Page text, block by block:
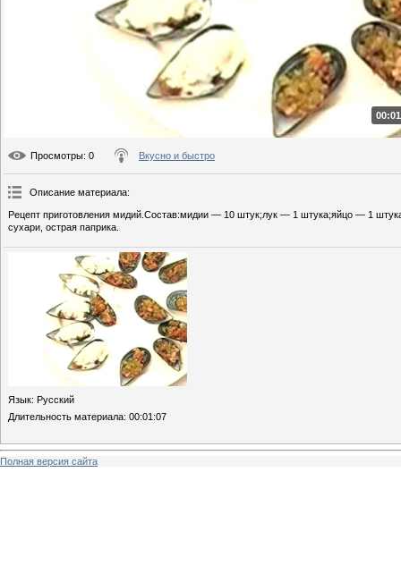
Просмотры: 0 Вкусно и быстро
Описание материала:
Рецепт приготовления мидий.Состав:мидии — 10 штук;лук — 1 штука;яйцо — 1
сухари, острая паприка.
Язык: Русский
Длительность материала: 00:01:07
Полная версия сайта